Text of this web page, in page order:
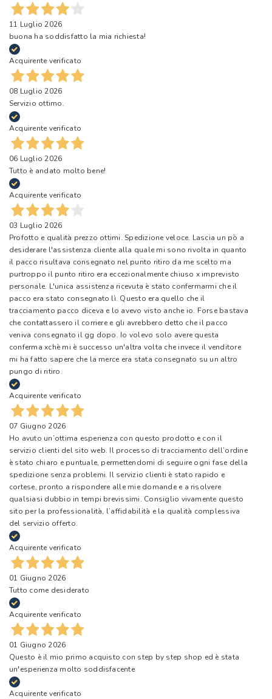
11 Luglio 2026
buona ha soddisfatto la mia richiesta!
Acquirente verificato
08 Luglio 2026
Servizio ottimo.
Acquirente verificato
06 Luglio 2026
Tutto è andato molto bene!
Acquirente verificato
03 Luglio 2026
Profotto e qualità prezzo ottimi. Spedizione veloce. Lascia un pò a
desiderare l'assistenza cliente alla quale mi sono rivolta in quanto
il pacco risultava consegnato nel punto ritiro da me scelto ma
purtroppo il punto ritiro era eccezionalmente chiuso x imprevisto
personale. L'unica assistenza ricevuta è stato confermarmi che il
pacco era stato consegnato lì. Questo era quello che il
tracciamento pacco diceva e lo avevo visto anche io. Forse bastava
che contattassero il corriere e gli avrebbero detto che il pacco
veniva consegnato il gg dopo. Io volevo solo avere questa
conferma xchè mi è successo un'altra volta che invece il venditore
mi ha fatto sapere che la merce era stata consegnato su un altro
pungo di ritiro.
Acquirente verificato
07 Giugno 2026
Ho avuto un’ottima esperienza con questo prodotto e con il
servizio clienti del sito web. Il processo di tracciamento dell’ordine
è stato chiaro e puntuale, permettendomi di seguire ogni fase della
spedizione senza problemi. Il servizio clienti è stato rapido e
cortese, pronto a rispondere alle mie domande e a risolvere
qualsiasi dubbio in tempi brevissimi. Consiglio vivamente questo
sito per la professionalità, l’affidabilità e la qualità complessiva
del servizio offerto.
Acquirente verificato
01 Giugno 2026
Tutto come desiderato
Acquirente verificato
01 Giugno 2026
Questo è il mio primo acquisto con step by step shop ed è stata
un'esperienza molto soddisfacente
Acquirente verificato